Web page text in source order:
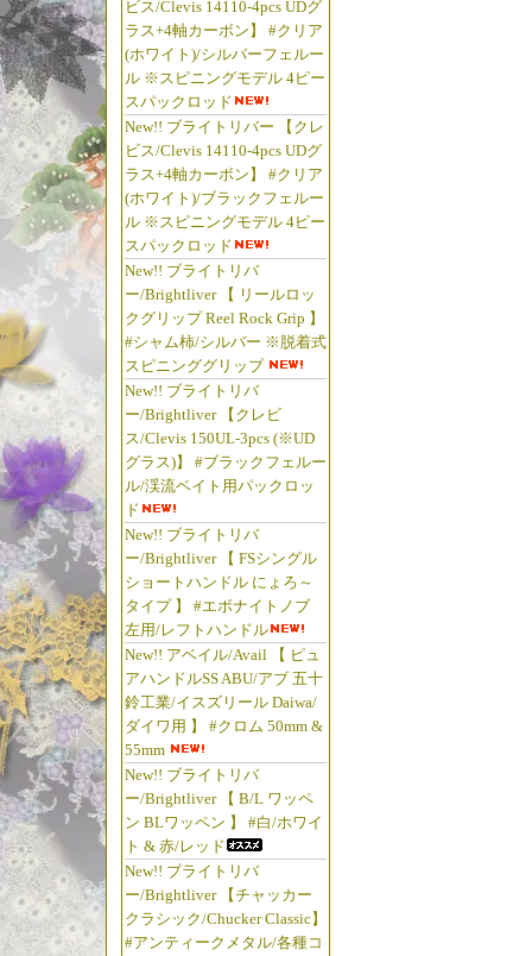
ビス/Clevis 14110-4pcs UDグ
ラス+4軸カーボン】 #クリア
(ホワイト)/シルバーフェルー
ル ※スピニングモデル 4ピー
スパックロッド
New!! ブライトリバー 【クレ
ビス/Clevis 14110-4pcs UDグ
ラス+4軸カーボン】 #クリア
(ホワイト)/ブラックフェルー
ル ※スピニングモデル 4ピー
スパックロッド
New!! ブライトリバ
ー/Brightliver 【 リールロッ
クグリップ Reel Rock Grip 】
#シャム柿/シルバー ※脱着式
スピニンググリップ
New!! ブライトリバ
ー/Brightliver 【クレビ
ス/Clevis 150UL-3pcs (※UD
グラス)】 #ブラックフェルー
ル/渓流ベイト用パックロッ
ド
New!! ブライトリバ
ー/Brightliver 【 FSシングル
ショートハンドル にょろ～
タイプ 】 #エボナイトノブ
左用/レフトハンドル
New!! アベイル/Avail 【 ピュ
アハンドルSS ABU/アブ 五十
鈴工業/イスズリール Daiwa/
ダイワ用 】 #クロム 50mm &
55mm
New!! ブライトリバ
ー/Brightliver 【 B/L ワッペ
ン BLワッペン 】 #白/ホワイ
ト & 赤/レッド
New!! ブライトリバ
ー/Brightliver 【チャッカー
クラシック/Chucker Classic】
#アンティークメタル/各種コ